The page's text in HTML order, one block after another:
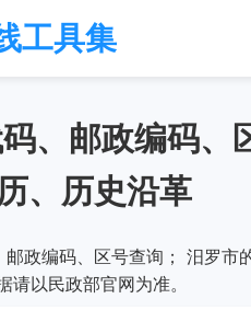
工具集
、邮政编码、
、历史沿革
政编码、区号查询； 汨罗
以民政部官网为准。